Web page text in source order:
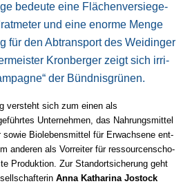
be­deu­te ei­ne Flä­chen­ver­sie­ge­
und ei­ne enor­me Menge
für den Ab­trans­port des Weidinger
Kronberger zeigt sich ir­ri­
der Bündnisgrünen.
versteht sich zum einen als
Un­ter­neh­men, das Nah­rungs­mit­tel
so­wie Bio­le­bens­mit­tel für Er­wach­se­ne ent­
an­de­ren als Vor­rei­ter für res­sour­cen­scho­
Pro­duk­tion. Zur Stand­ort­si­che­rung geht
Anna Katharina Jostock